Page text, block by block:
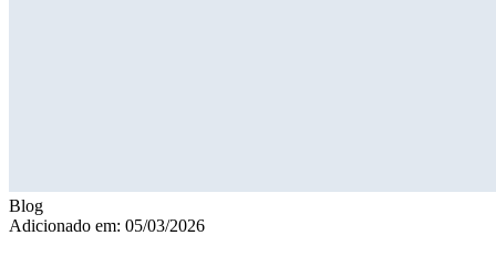
Blog
Adicionado em: 05/03/2026